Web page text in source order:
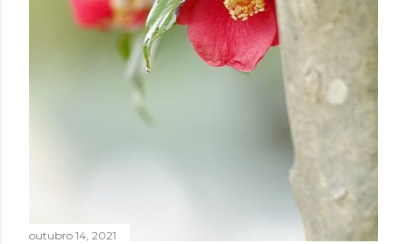
outubro 14, 2021